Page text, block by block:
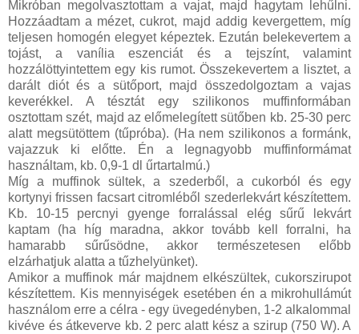
Mikróban megolvasztottam a vajat, majd hagytam lehűlni.
Hozzáadtam a mézet, cukrot, majd addig kevergettem, míg
teljesen homogén elegyet képeztek. Ezután belekevertem a
tojást, a vanília eszenciát és a tejszínt, valamint
hozzálöttyintettem egy kis rumot. Összekevertem a lisztet, a
darált diót és a sütőport, majd összedolgoztam a vajas
keverékkel. A tésztát egy szilikonos muffinformában
osztottam szét, majd az előmelegített sütőben kb. 25-30 perc
alatt megsütöttem (tűpróba). (Ha nem szilikonos a formánk,
vajazzuk ki előtte. Én a legnagyobb muffinformámat
használtam, kb. 0,9-1 dl űrtartalmú.)
Míg a muffinok sültek, a szederből, a cukorból és egy
kortynyi frissen facsart citromléből szederlekvárt készítettem.
Kb. 10-15 percnyi gyenge forralással elég sűrű lekvárt
kaptam (ha híg maradna, akkor tovább kell forralni, ha
hamarabb sűrűsödne, akkor természetesen előbb
elzárhatjuk alatta a tűzhelyünket).
Amikor a muffinok már majdnem elkészültek, cukorszirupot
készítettem. Kis mennyiségek esetében én a mikrohullámút
használom erre a célra - egy üvegedényben, 1-2 alkalommal
kivéve és átkeverve kb. 2 perc alatt kész a szirup (750 W). A